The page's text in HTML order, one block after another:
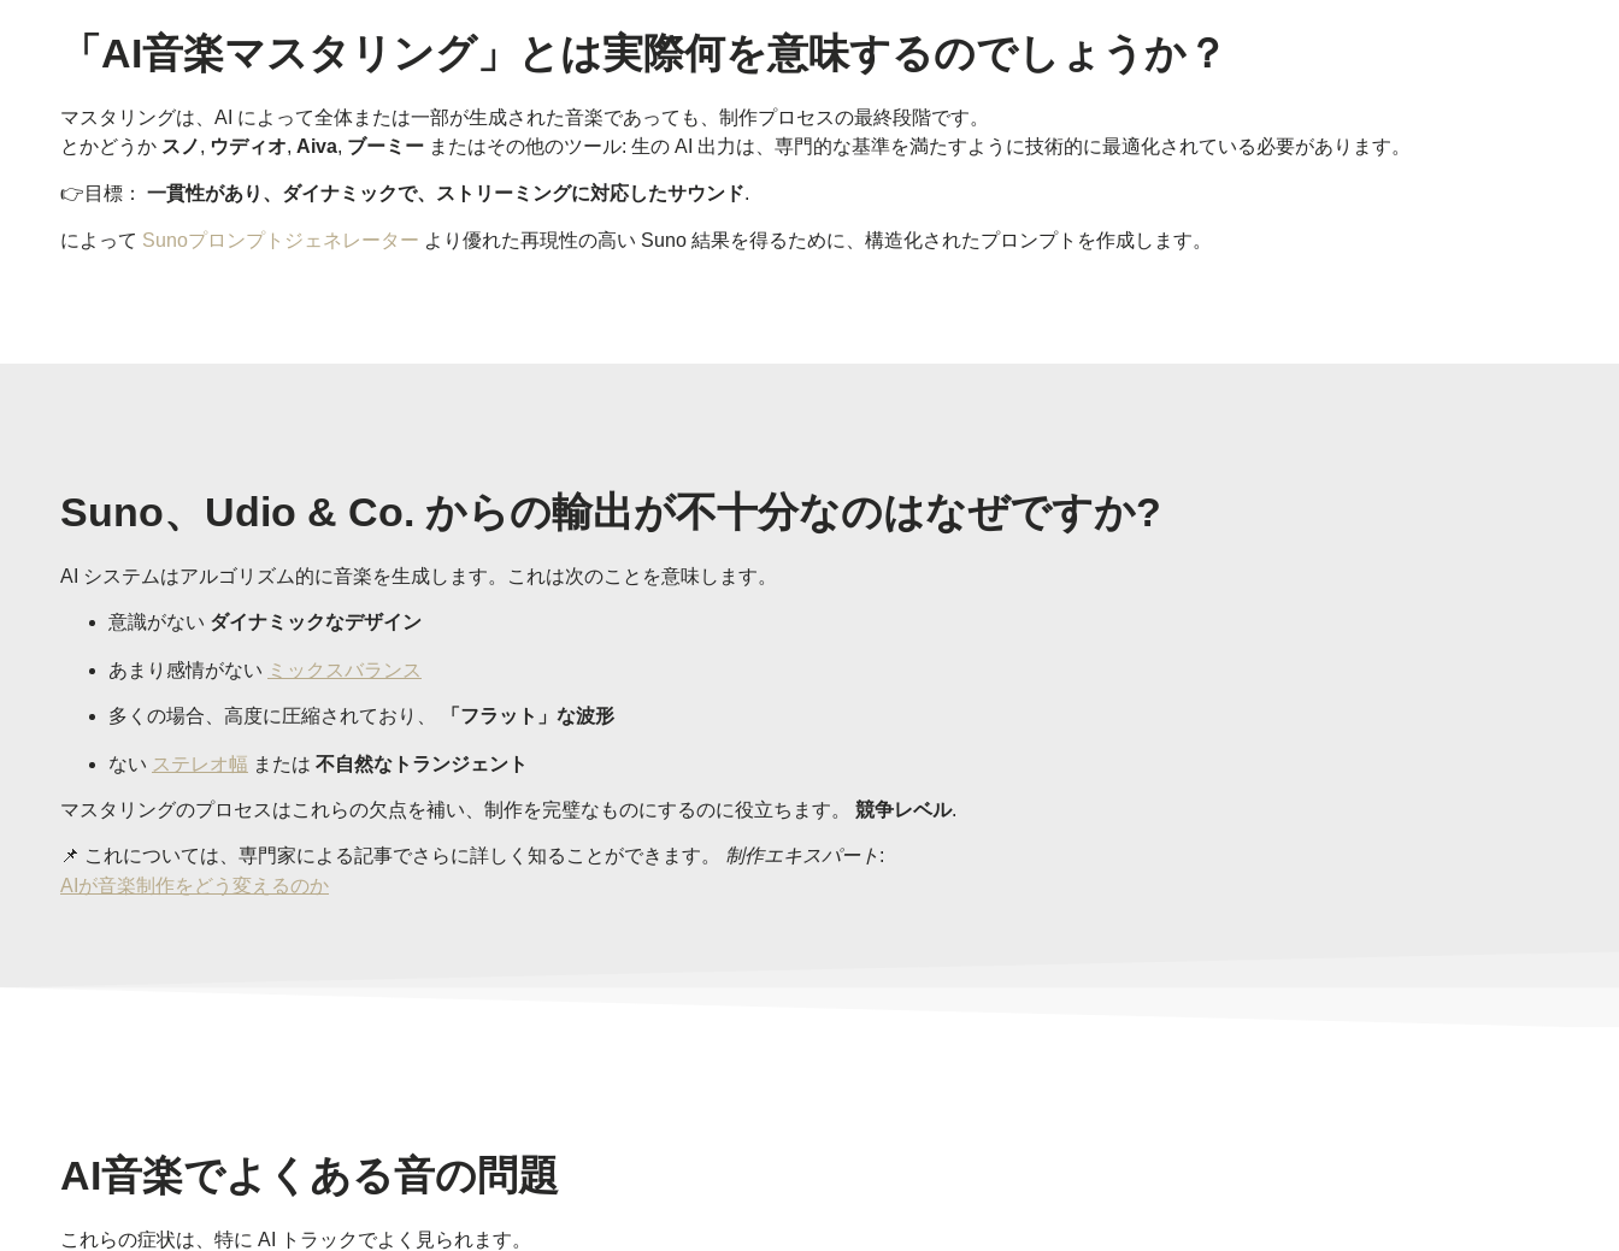
「AI音楽マスタリング」とは実際何を意味するのでしょうか？
マスタリングは、AI によって全体または一部が生成された音楽であっても、制作プロセスの最終段階です。
とかどうか スノ, ウディオ, Aiva, ブーミー またはその他のツール: 生の AI 出力は、専門的な基準を満たすように技術的に最適化されている必要があります。
👉目標： 一貫性があり、ダイナミックで、ストリーミングに対応したサウンド.
によって Sunoプロンプトジェネレーター より優れた再現性の高い Suno 結果を得るために、構造化されたプロンプトを作成します。
Suno、Udio & Co. からの輸出が不十分なのはなぜですか?
AI システムはアルゴリズム的に音楽を生成します。これは次のことを意味します。
意識がない ダイナミックなデザイン
あまり感情がない ミックスバランス
多くの場合、高度に圧縮されており、 「フラット」な波形
ない ステレオ幅 または 不自然なトランジェント
マスタリングのプロセスはこれらの欠点を補い、制作を完璧なものにするのに役立ちます。 競争レベル.
📌 これについては、専門家による記事でさらに詳しく知ることができます。 制作エキスパート :
AIが音楽制作をどう変えるのか
AI音楽でよくある音の問題
これらの症状は、特に AI トラックでよく見られます。